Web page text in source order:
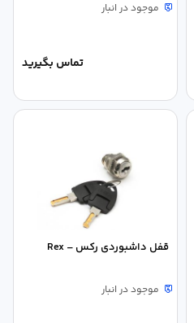
موجود در انبار
تماس بگیرید
قفل داشبوردی رکس – Rex
موجود در انبار